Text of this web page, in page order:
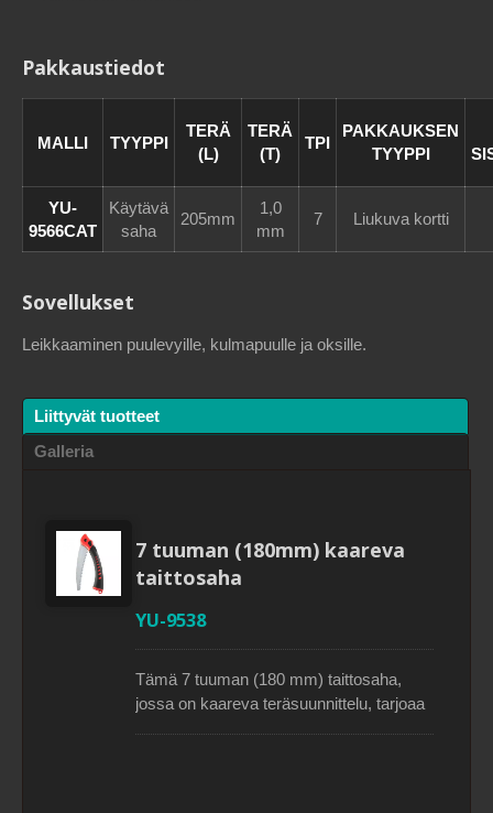
Pakkaustiedot
MALLI TYYPPI
TERÄ
(L)
TERÄ
(T)
TPI
PAKKAUKSEN
TYYPPI
YU-
9566CAT
Käytävä
saha
205mm
1,0
mm
7 Liukuva kortti
Sovellukset
Leikkaaminen puulevyille, kulmapuulle ja oksille.
Liittyvät tuotteet
Galleria
7 tuuman (180mm) kaareva
taittosaha
YU-9538
Tämä 7 tuuman (180 mm) taittosaha,
jossa on kaareva teräsuunnittelu, tarjoaa